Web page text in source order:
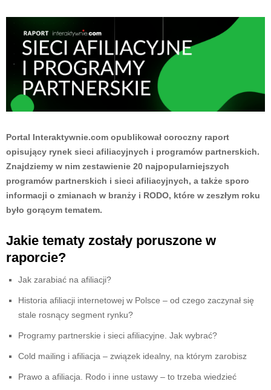
Portal Interaktywnie.com opublikował coroczny raport
opisujący rynek sieci afiliacyjnych i programów partnerskich.
Znajdziemy w nim zestawienie 20 najpopularniejszych
programów partnerskich i sieci afiliacyjnych, a także sporo
informacji o zmianach w branży i RODO, które w zeszłym roku
było gorącym tematem.
Jakie tematy zostały poruszone w
raporcie?
Jak zarabiać na afiliacji?
Historia afiliacji internetowej w Polsce – od czego zaczynał się
stale rosnący segment rynku?
Programy partnerskie i sieci afiliacyjne. Jak wybrać?
Cold mailing i afiliacja – związek idealny, na którym zarobisz
Prawo a afiliacja. Rodo i inne ustawy – to trzeba wiedzieć